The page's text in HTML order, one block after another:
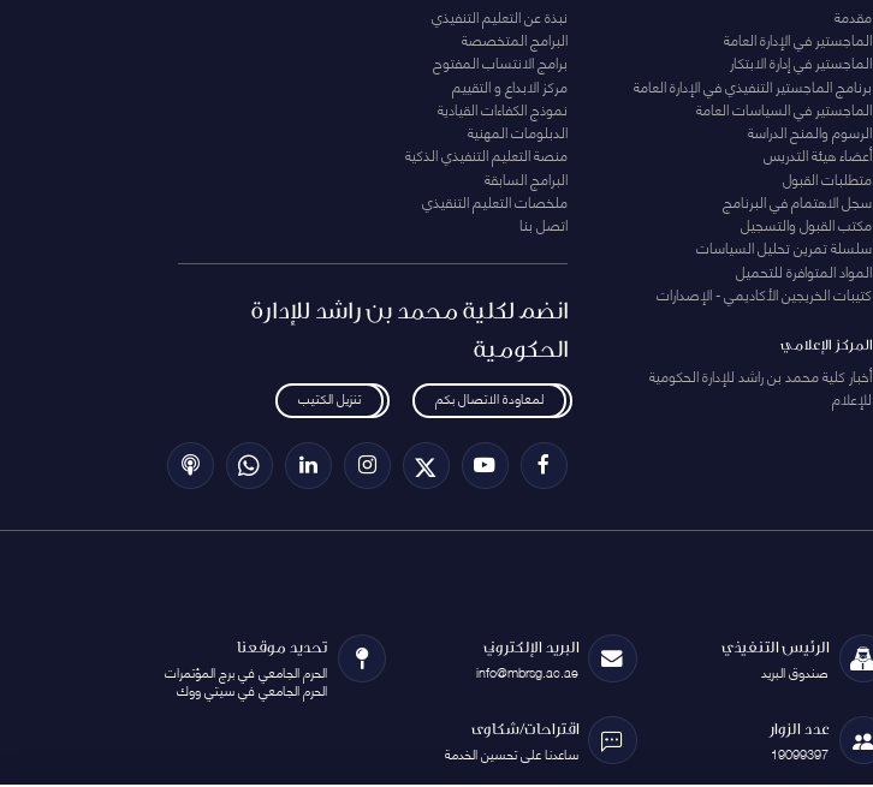
مقدمة
الماجستير في الإدارة العامة
الماجستير في إدارة الابتكار
برنامج الماجستير التنفيذي في الإدارة العامة
الماجستير في السياسات العامة
الرسوم والمنح الدراسة
أعضاء هيئة التدريس
متطلبات القبول
سجل الاهتمام في البرنامج
مكتب القبول والتسجيل
سلسلة تمرين تحليل السياسات
المواد المتوافرة للتحميل
كتيبات الخريجين الأكاديمي - الإصدارات
المركز الإعلامي
أخبار كلية محمد بن راشد للإدارة الحكومية
للإعلام
نبذة عن التعليم التنفيذي
البرامج المتخصصة
برامج الانتساب المفتوح
مركز الابداع و التقييم
نموذج الكفاءات القيادية
الدبلومات المهنية
منصة التعليم التنفيذي الذكية
البرامج السابقة
ملخصات التعليم التنقيذي
اتصل بنا
انضم لكلية محمد بن راشد للإدارة
الحكومية
لمعاودة الاتصال بكم تنزيل الكتيب
الرئيس التنفيذي
صندوق البريد
البريد الإلكتروني
info@mbrsg.ac.ae
تحديد موقعنا
الحرم الجامعي في برج المؤتمرات
الحرم الجامعي في سيتي ووك
عدد الزوار
19099397
اقتراحات/شكاوى
ساعدنا على تحسين الخدمة